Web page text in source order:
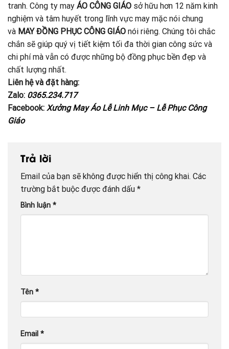
tranh. Công ty may ÁO CÔNG GIÁO sở hữu hơn 12 năm kinh
nghiệm và tâm huyết trong lĩnh vực may mặc nói chung
và MAY ĐỒNG PHỤC CÔNG GIÁO nói riêng. Chúng tôi chắc
chắn sẽ giúp quý vị tiết kiệm tối đa thời gian công sức và
chi phí mà vẫn có được những bộ đồng phục bền đẹp và
chất lượng nhất.
Liên hệ và đặt hàng:
Zalo: 0365.234.717
Facebook: Xưởng May Áo Lễ Linh Mục – Lễ Phục Công
Giáo
Trả lời
Email của bạn sẽ không được hiển thị công khai. Các
trường bắt buộc được đánh dấu *
Bình luận *
Tên *
Email *